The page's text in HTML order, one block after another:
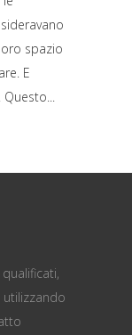
spazio
E
Questo